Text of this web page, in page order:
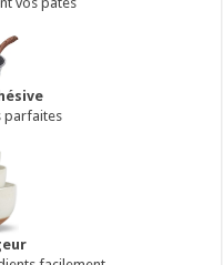
parfaites